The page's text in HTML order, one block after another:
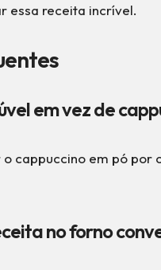
essa receita incrível.
em vez de
cappuccino em pó
no forno